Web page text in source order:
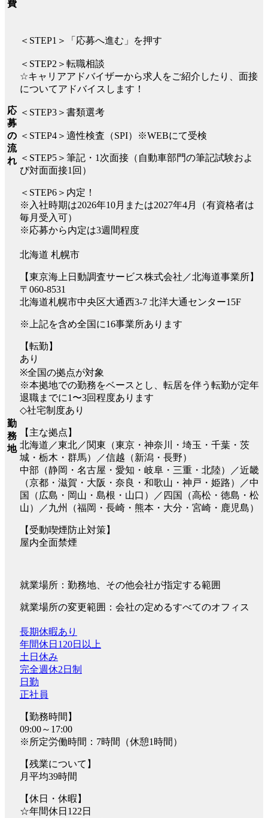
費
応
募
の
流
れ
＜STEP1＞「応募へ進む」を押す
＜STEP2＞転職相談
☆キャリアアドバイザーから求人をご紹介したり、面接
についてアドバイスします！
＜STEP3＞書類選考
＜STEP4＞適性検査（SPI）※WEBにて受検
＜STEP5＞筆記・1次面接（自動車部門の筆記試験およ
び対面面接1回）
＜STEP6＞内定！
※入社時期は2026年10月または2027年4月（有資格者は
毎月受入可）
※応募から内定は3週間程度
勤
務
地
北海道 札幌市
【東京海上日動調査サービス株式会社／北海道事業所】
〒060-8531
北海道札幌市中央区大通西3-7 北洋大通センター15F
※上記を含め全国に16事業所あります
【転勤】
あり
※全国の拠点が対象
※本拠地での勤務をベースとし、転居を伴う転勤が定年
退職までに1〜3回程度あります
◇社宅制度あり
【主な拠点】
北海道／東北／関東（東京・神奈川・埼玉・千葉・茨
城・栃木・群馬）／信越（新潟・長野）
中部（静岡・名古屋・愛知・岐阜・三重・北陸）／近畿
（京都・滋賀・大阪・奈良・和歌山・神戸・姫路）／中
国（広島・岡山・島根・山口）／四国（高松・徳島・松
山）／九州（福岡・長崎・熊本・大分・宮崎・鹿児島）
【受動喫煙防止対策】
屋内全面禁煙
就業場所：勤務地、その他会社が指定する範囲
就業場所の変更範囲：会社の定めるすべてのオフィス
長期休暇あり
年間休日120日以上
土日休み
完全週休2日制
日勤
正社員
【勤務時間】
09:00～17:00
※所定労働時間：7時間（休憩1時間）
【残業について】
月平均39時間
【休日・休暇】
☆年間休日122日